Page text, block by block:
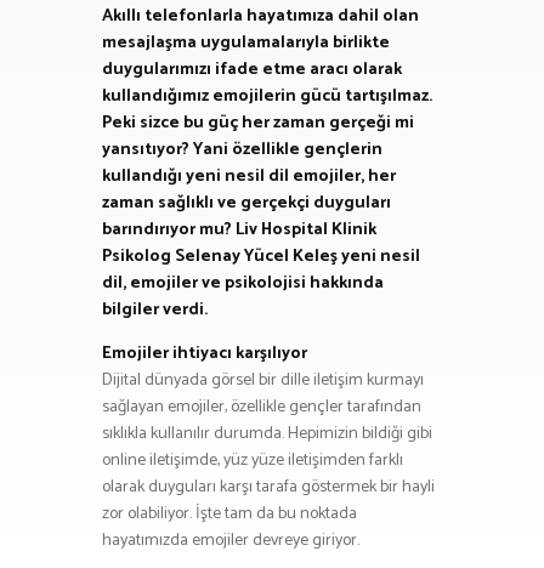
Akıllı telefonlarla hayatımıza dahil olan
mesajlaşma uygulamalarıyla birlikte
duygularımızı ifade etme aracı olarak
kullandığımız emojilerin gücü tartışılmaz.
Peki sizce bu güç her zaman gerçeği mi
yansıtıyor? Yani özellikle gençlerin
kullandığı yeni nesil dil emojiler, her
zaman sağlıklı ve gerçekçi duyguları
barındırıyor mu? Liv Hospital Klinik
Psikolog Selenay Yücel Keleş yeni nesil
dil, emojiler ve psikolojisi hakkında
bilgiler verdi.
Emojiler ihtiyacı karşılıyor
Dijital dünyada görsel bir dille iletişim kurmayı
sağlayan emojiler, özellikle gençler tarafından
sıklıkla kullanılır durumda. Hepimizin bildiği gibi
online iletişimde, yüz yüze iletişimden farklı
olarak duyguları karşı tarafa göstermek bir hayli
zor olabiliyor. İşte tam da bu noktada
hayatımızda emojiler devreye giriyor.